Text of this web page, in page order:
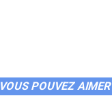
VOUS POUVEZ AIMER